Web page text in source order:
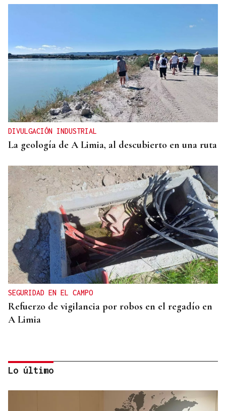
DIVULGACIÓN INDUSTRIAL
La geología de A Limia, al descubierto en una ruta
SEGURIDAD EN EL CAMPO
Refuerzo de vigilancia por robos en el regadío en
A Limia
Lo último